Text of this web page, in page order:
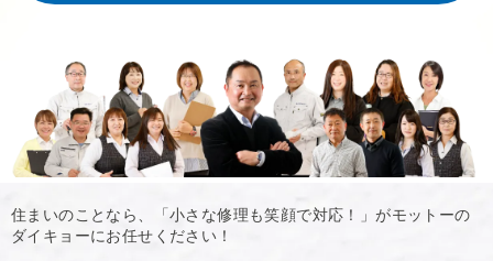
住まいのことなら、「小さな修理も笑顔で対応！」がモットーの
ダイキョーにお任せください！